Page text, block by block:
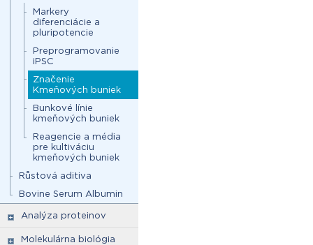
Markery
diferenciácie a
pluripotencie
Preprogramovanie
iPSC
Značenie
Kmeňových buniek
Bunkové línie
kmeňových buniek
Reagencie a média
pre kultiváciu
kmeňových buniek
Růstová aditiva
Bovine Serum Albumin
Analýza proteinov
Molekulárna biológia